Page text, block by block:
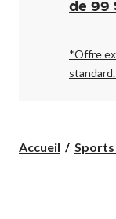
de 99
*Offre
standard.
Accueil